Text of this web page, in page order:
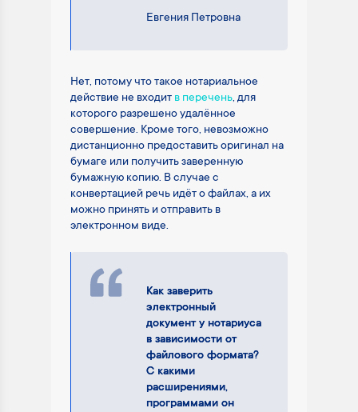
Евгения Петровна
Нет, потому что такое нотариальное
действие не входит в перечень, для
которого разрешено удалённое
совершение. Кроме того, невозможно
дистанционно предоставить оригинал на
бумаге или получить заверенную
бумажную копию. В случае с
конвертацией речь идёт о файлах, а их
можно принять и отправить в
электронном виде.
Как заверить
электронный
документ у нотариуса
в зависимости от
файлового формата?
С какими
расширениями,
программами он